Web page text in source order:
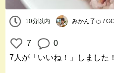
10分以内 みかん子🍊 /
7
0
7人 が「いいね！」しました！